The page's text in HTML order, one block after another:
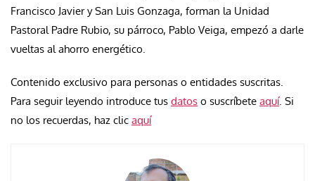
Francisco Javier y San Luis Gonzaga, forman la Unidad
Pastoral Padre Rubio, su párroco, Pablo Veiga, empezó a darle
vueltas al ahorro energético.
Contenido exclusivo para personas o entidades suscritas.
Para seguir leyendo introduce tus datos o suscríbete aquí. Si
no los recuerdas, haz clic aquí